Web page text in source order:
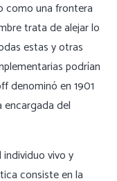
como una frontera
trata de alejar lo
estas y otras
podrían
denominó en 1901
encargada del
vivo y
consiste en la